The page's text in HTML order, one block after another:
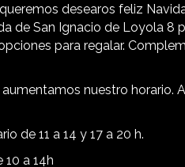
desearos feliz
de San Ignacio de Loyola 8
para regalar.
nuestro horario.
de 11 a 14 y 17 a 20 h.
10 a 14h